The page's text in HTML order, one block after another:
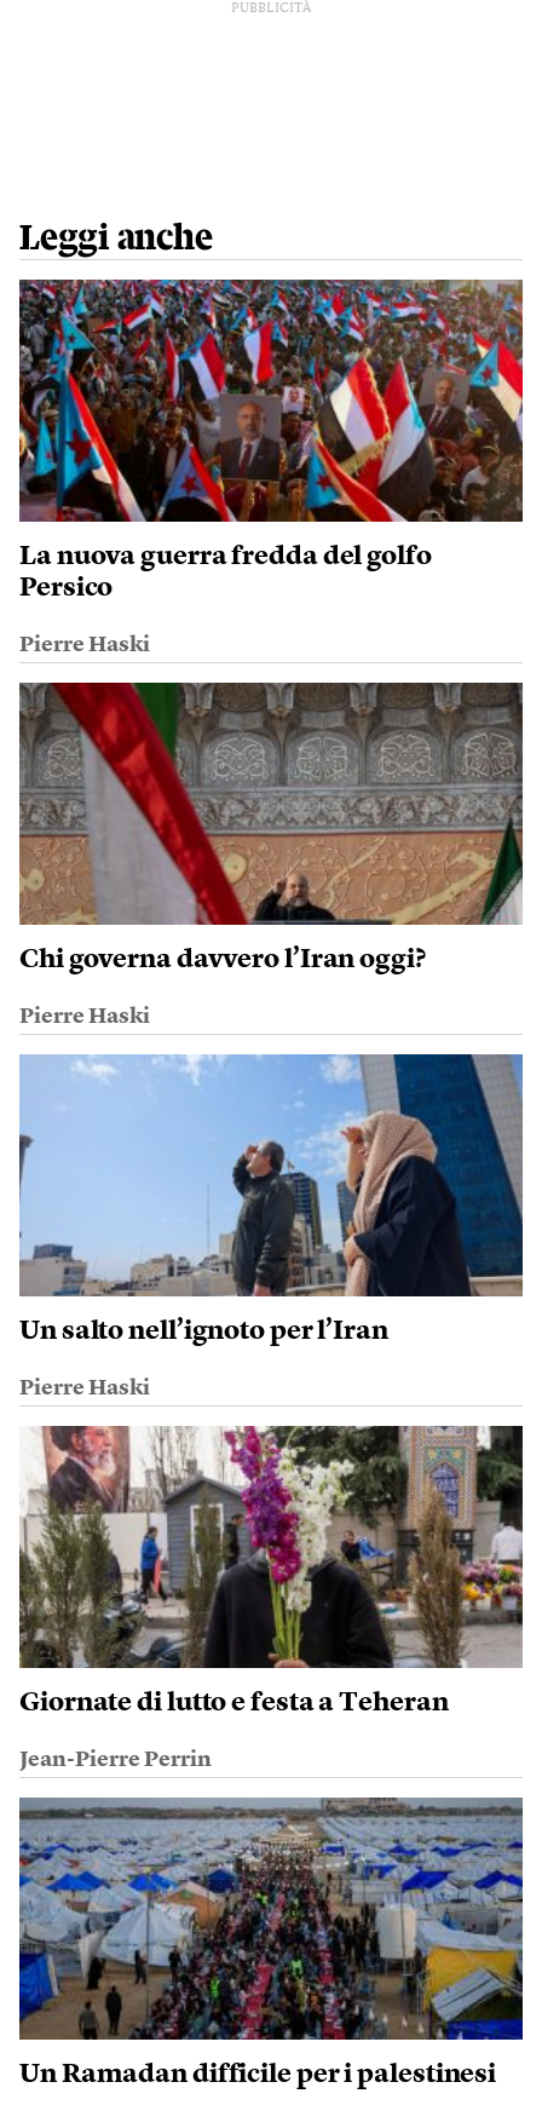
PUBBLICITÀ
Leggi anche
La nuova guerra fredda del golfo
Persico
Pierre Haski
Chi governa davvero l’Iran oggi?
Pierre Haski
Un salto nell’ignoto per l’Iran
Pierre Haski
Giornate di lutto e festa a Teheran
Jean-Pierre Perrin
Un Ramadan difficile per i palestinesi